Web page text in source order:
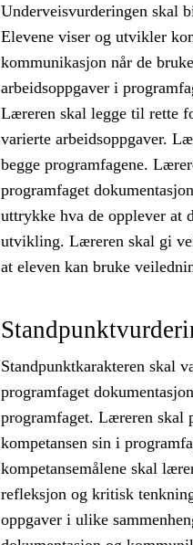
Underveisvurderingen skal
Elevene viser og utvikler
kommunikasjon når de
arbeidsoppgaver i
Læreren skal legge til rette
varierte arbeidsoppgaver.
begge programfagene.
programfaget
uttrykke hva de opplever at
utvikling. Læreren skal gi
at eleven kan bruke
Standpunktkarakteren skal
programfaget
programfaget. Læreren skal
kompetansen sin i
kompetansemålene skal
refleksjon og kritisk
oppgaver i ulike